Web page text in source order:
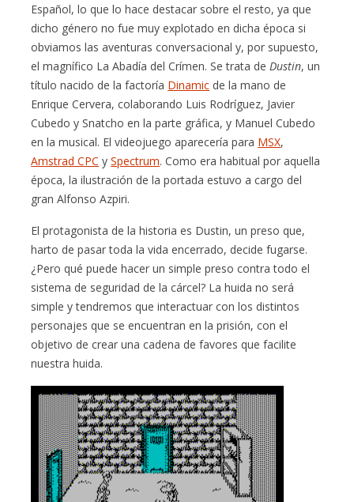
Español, lo que lo hace destacar sobre el resto, ya que
dicho género no fue muy explotado en dicha época si
obviamos las aventuras conversacional y, por supuesto,
el magnífico La Abadía del Crímen. Se trata de Dustin, un
título nacido de la factoría Dinamic de la mano de
Enrique Cervera, colaborando Luis Rodríguez, Javier
Cubedo y Snatcho en la parte gráfica, y Manuel Cubedo
en la musical. El videojuego aparecería para MSX,
Amstrad CPC ySpectrum. Como era habitual por aquella
época, la ilustración de la portada estuvo a cargo del
gran Alfonso Azpiri.
El protagonista de la historia es Dustin, un preso que,
harto de pasar toda la vida encerrado, decide fugarse.
¿Pero qué puede hacer un simple preso contra todo el
sistema de seguridad de la cárcel? La huida no será
simple y tendremos que interactuar con los distintos
personajes que se encuentran en la prisión, con el
objetivo de crear una cadena de favores que facilite
nuestra huida.